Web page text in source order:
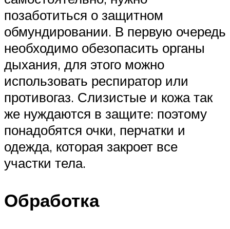
позаботиться о защитном
обмундировании. В первую очередь
необходимо обезопасить органы
дыхания, для этого можно
использовать респиратор или
противогаз. Слизистые и кожа так
же нуждаются в защите: поэтому
понадобятся очки, перчатки и
одежда, которая закроет все
участки тела.
Обработка